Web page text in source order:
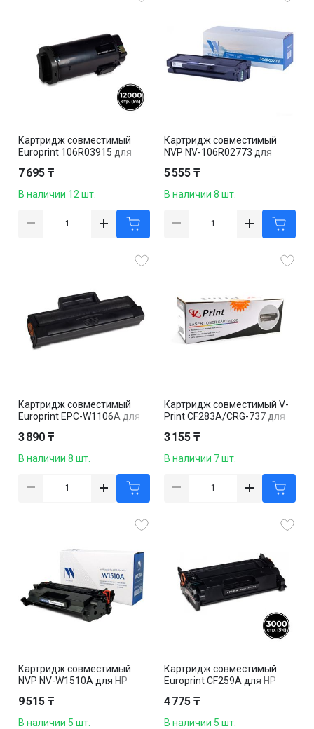
Картридж совместимый
Europrint 106R03915 для
черный
7 695 ₸
В наличии 12 шт.
Картридж совместимый
NVP NV-106R02773 для
3020/WorkCentre 3025,
1500k, черный
5 555 ₸
В наличии 8 шт.
Картридж совместимый
Europrint EPC-W1106A для
107r/107a/135a/135r/137fn
w, черный
3 890 ₸
В наличии 8 шт.
Картридж совместимый V-
Print CF283A/CRG-737 для
M127, M128, M201, черный
3 155 ₸
В наличии 7 шт.
Картридж совместимый
NVP NV-W1510A для HP
3050k, черный
9 515 ₸
В наличии 5 шт.
Картридж совместимый
Europrint CF259A для HP
M428, черный
4 775 ₸
В наличии 5 шт.